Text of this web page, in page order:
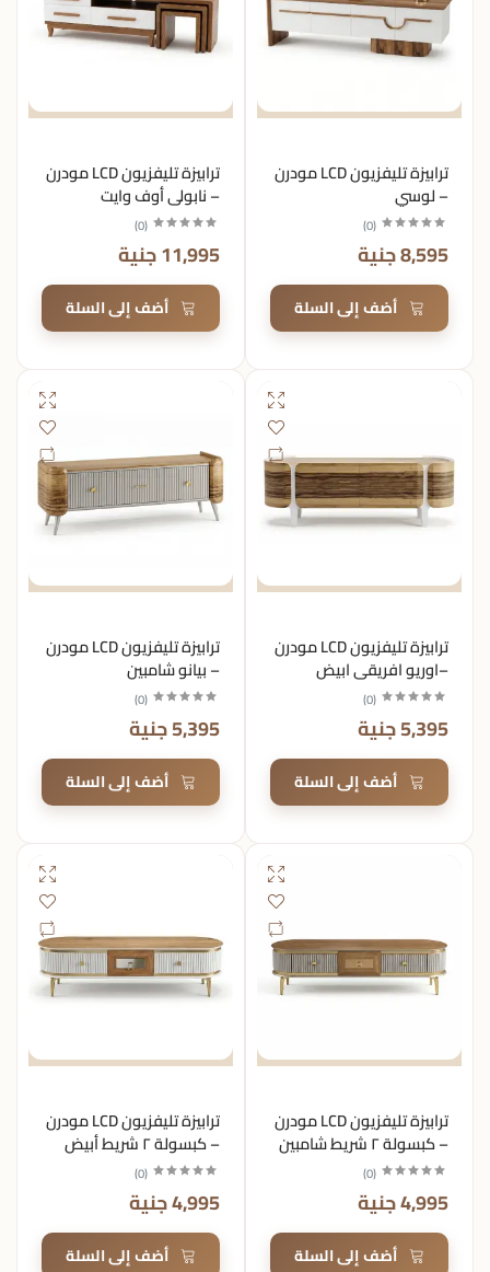
ترابيزة تليفزيون LCD مودرن
– لوسي
(
0
)
8,595 جنية
أضف إلى السلة
ترابيزة تليفزيون LCD مودرن
– نابولي أوف وايت
(
0
)
11,995 جنية
أضف إلى السلة
ترابيزة تليفزيون LCD مودرن
–اوريو افريقي ابيض
(
0
)
5,395 جنية
أضف إلى السلة
ترابيزة تليفزيون LCD مودرن
– بيانو شامبين
(
0
)
5,395 جنية
أضف إلى السلة
ترابيزة تليفزيون LCD مودرن
– كبسولة ٢ شريط شامبين
شطف (
0
)
4,995 جنية
أضف إلى السلة
ترابيزة تليفزيون LCD مودرن
– كبسولة ٢ شريط أبيض
شطف (
0
)
4,995 جنية
أضف إلى السلة